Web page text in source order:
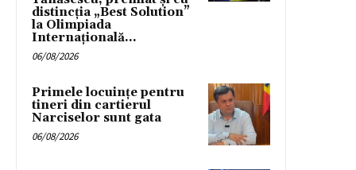
distincția „Best Solution”
la Olimpiada
Internațională...
06/08/2026
Primele locuințe pentru
tineri din cartierul
Narciselor sunt gata
06/08/2026